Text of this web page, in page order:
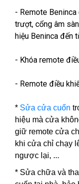
- Remote
trượt, cổng âm
hiệu Beninca đến
- Khóa remote
- Remote điều
* Sửa cửa cuốn
hiệu mà cửa
giữ remote cửa
khi cửa chỉ chạy
ngược lại, ...
* Sửa chữa và